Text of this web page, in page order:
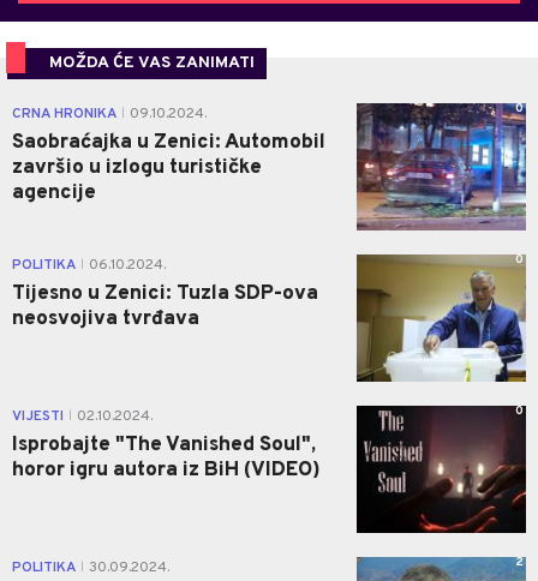
MOŽDA ĆE VAS ZANIMATI
CRNA HRONIKA 09.10.2024.
Saobraćajka u Zenici: Automobil
završio u izlogu turističke
agencije
0
POLITIKA 06.10.2024.
Tijesno u Zenici: Tuzla SDP-ova
neosvojiva tvrđava
0
VIJESTI 02.10.2024.
Isprobajte "The Vanished Soul",
horor igru autora iz BiH (VIDEO)
0
POLITIKA 30.09.2024. 2